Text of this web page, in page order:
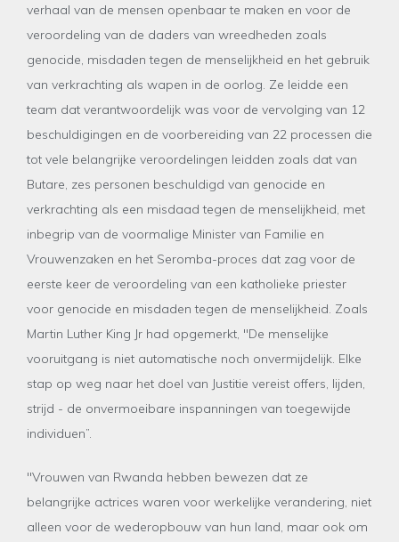
verhaal van de mensen openbaar te maken en voor de
veroordeling van de daders van wreedheden zoals
genocide, misdaden tegen de menselijkheid en het gebruik
van verkrachting als wapen in de oorlog. Ze leidde een
team dat verantwoordelijk was voor de vervolging van 12
beschuldigingen en de voorbereiding van 22 processen die
tot vele belangrijke veroordelingen leidden zoals dat van
Butare, zes personen beschuldigd van genocide en
verkrachting als een misdaad tegen de menselijkheid, met
inbegrip van de voormalige Minister van Familie en
Vrouwenzaken en het Seromba-proces dat zag voor de
eerste keer de veroordeling van een katholieke priester
voor genocide en misdaden tegen de menselijkheid. Zoals
Martin Luther King Jr had opgemerkt, "De menselijke
vooruitgang is niet automatische noch onvermijdelijk. Elke
stap op weg naar het doel van Justitie vereist offers, lijden,
strijd - de onvermoeibare inspanningen van toegewijde
individuen”.
"Vrouwen van Rwanda hebben bewezen dat ze
belangrijke actrices waren voor werkelijke verandering, niet
alleen voor de wederopbouw van hun land, maar ook om